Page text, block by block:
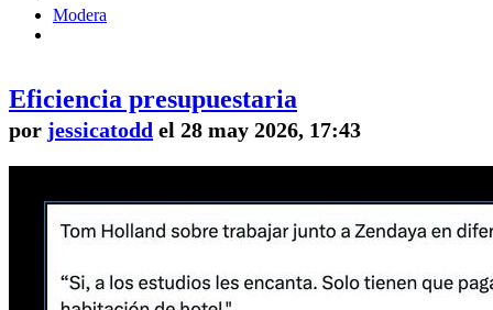
Modera
Eficiencia presupuestaria
por jessicatodd el 28 may 2026, 17:43